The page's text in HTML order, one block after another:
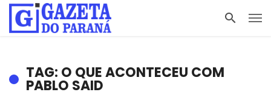
TAG: O QUE ACONTECEU COM
PABLO SAID